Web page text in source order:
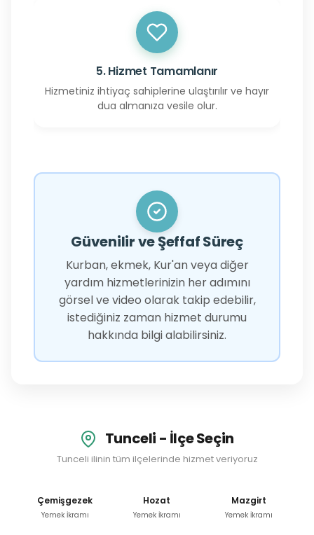
5. Hizmet Tamamlanır
Hizmetiniz ihtiyaç sahiplerine ulaştırılır ve hayır
dua almanıza vesile olur.
Güvenilir ve Şeffaf Süreç
Kurban, ekmek, Kur'an veya diğer
yardım hizmetlerinizin her adımını
görsel ve video olarak takip edebilir,
istediğiniz zaman hizmet durumu
hakkında bilgi alabilirsiniz.
Tunceli - İlçe Seçin
Tunceli ilinin tüm ilçelerinde hizmet veriyoruz
Çemişgezek
Yemek İkramı
Hozat
Yemek İkramı
Mazgirt
Yemek İkramı